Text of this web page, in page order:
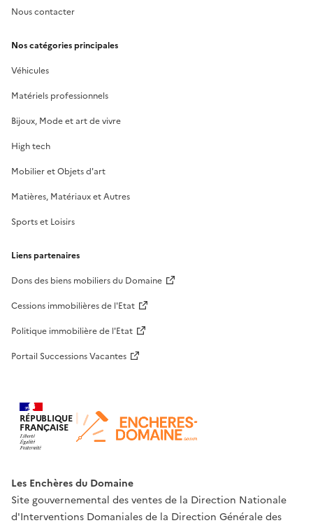
Nous contacter
Nos catégories principales
Véhicules
Matériels professionnels
Bijoux, Mode et art de vivre
High tech
Mobilier et Objets d'art
Matières, Matériaux et Autres
Sports et Loisirs
Liens partenaires
Dons des biens mobiliers du Domaine
Cessions immobilières de l'Etat
Politique immobilière de l'Etat
Portail Successions Vacantes
RÉPUBLIQUE
FRANÇAISE
Les Enchères du Domaine
Site gouvernemental des ventes de la Direction Nationale
d'Interventions Domaniales de la Direction Générale des